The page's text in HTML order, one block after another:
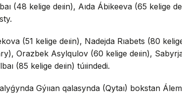
(48 kelige deıin), Aıda Ábikeeva (65 kelige
(51 kelige deıin), Nadejda Rıabets (80
Orazbek Asylqulov (60 kelige deıin),
(85 kelige deıin) túıindedi.
Gýııan qalasynda (Qytaı) bokstan